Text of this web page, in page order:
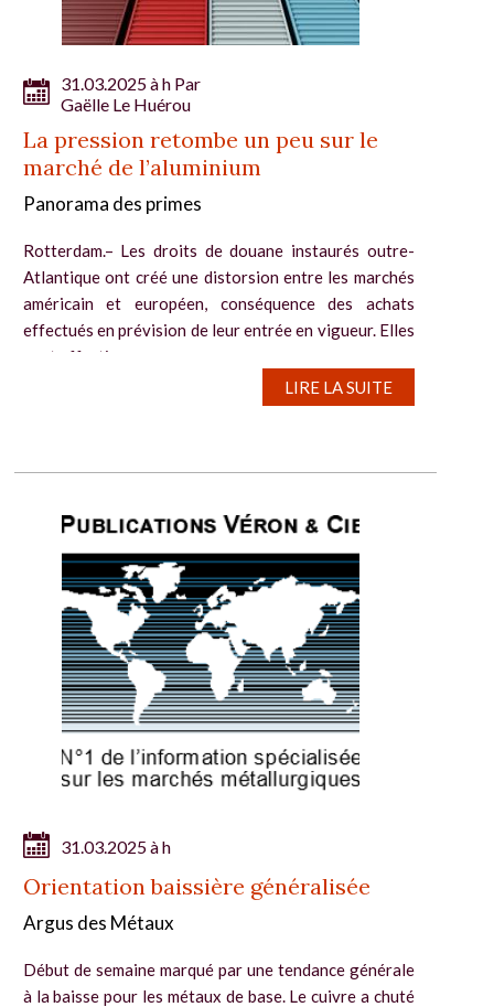
31.03.2025 à h Par
Gaëlle Le Huérou
La pression retombe un peu sur le
marché de l’aluminium
Panorama des primes
Rotterdam.– Les droits de douane instaurés outre-
Atlantique ont créé une distorsion entre les marchés
américain et européen, conséquence des achats
effectués en prévision de leur entrée en vigueur. Elles
sont effectives pour...
LIRE LA SUITE
31.03.2025 à h
Orientation baissière généralisée
Argus des Métaux
Début de semaine marqué par une tendance générale
à la baisse pour les métaux de base. Le cuivre a chuté